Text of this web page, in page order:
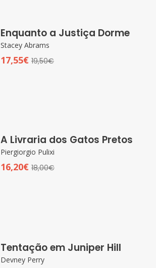
Enquanto a Justiça Dorme
Stacey Abrams
17,55€ 19,50€
A Livraria dos Gatos Pretos
Piergiorgio Pulixi
16,20€ 18,00€
Tentação em Juniper Hill
Devney Perry